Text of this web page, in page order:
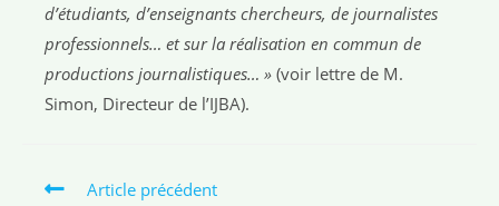
d’étudiants, d’enseignants chercheurs, de journalistes
professionnels… et sur la réalisation en commun de
productions journalistiques… » (voir lettre de M.
Simon, Directeur de l’IJBA).
Article précédent